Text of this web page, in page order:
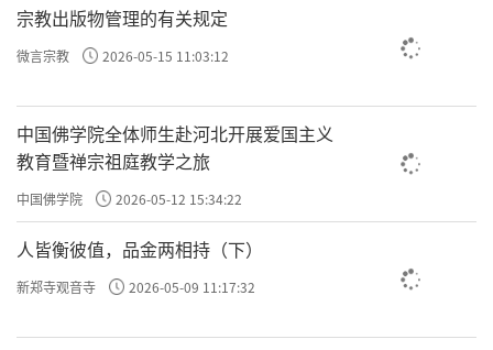
宗教出版物管理的有关规定
微言宗教 2026-05-15 11:03:12
中国佛学院全体师生赴河北开展爱国主义
教育暨禅宗祖庭教学之旅
中国佛学院 2026-05-12 15:34:22
人皆衡彼值，品金两相持（下）
新郑寺观音寺 2026-05-09 11:17:32